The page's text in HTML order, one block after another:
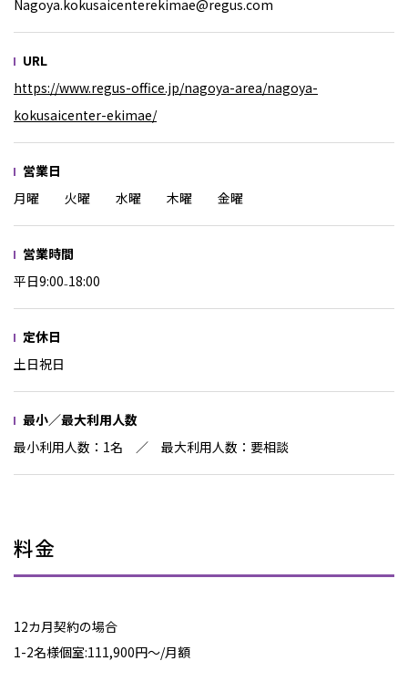
Nagoya.kokusaicenterekimae@regus.com
URL
https://www.regus-office.jp/nagoya-area/nagoya-
kokusaicenter-ekimae/
営業日
月曜 火曜 水曜 木曜 金曜
営業時間
平日9:00₋18:00
定休日
土日祝日
最小／最大利用人数
最小利用人数：1名 ／ 最大利用人数：要相談
料金
12カ月契約の場合
1-2名様個室:111,900円～/月額